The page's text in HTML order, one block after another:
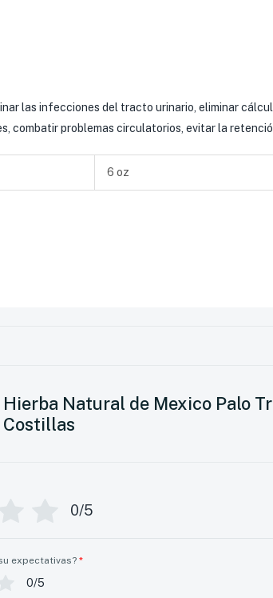
las infecciones del tracto urinario, eliminar
combatir problemas circulatorios, evitar la
6 oz
Hierba Natural de Mexico Palo
Costillas
0/5
expectativas? *
0/5